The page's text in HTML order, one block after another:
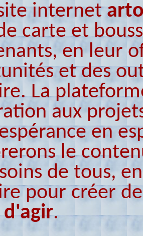
internet
carte et
en leur
et des
La
aux
en
le
de tous,
pour créer
d'agir.